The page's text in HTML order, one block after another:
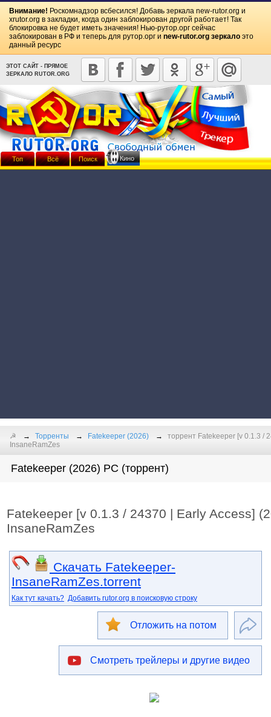
Внимание! Роскомнадзор всбесился! Добавь зеркала new-rutor.org и
xrutor.org в закладки, когда один заблокирован другой работает! Так
блокировка не будет иметь значения! Нью-рутор.орг сейчас
заблокирован в РФ и теперь для рутор.орг и new-rutor.org зеркало это
данный ресурс
ЭТОТ САЙТ - ПРЯМОЕ
ЗЕРКАЛО RUTOR.ORG
☭ Торренты Fatekeeper (2026)
торрент Fatekeeper [v 0.1.3 /
InsaneRamZes
Fatekeeper (2026) PC (торрент)
Fatekeeper [v 0.1.3 / 24370 | Early Access]
InsaneRamZes
Скачать Fatekeeper-
InsaneRamZes.torrent
Как тут качать? Добавить rutor.org в поисковую строку
Отложить на потом
Смотреть трейлеры и другие видео